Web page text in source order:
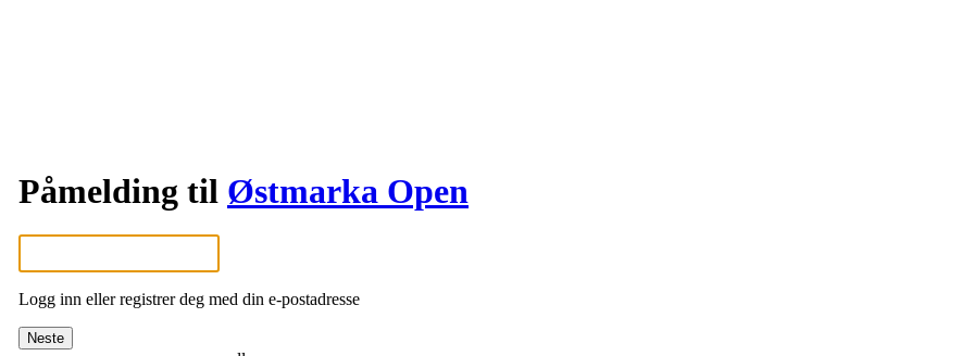
Påmelding til Østmarka Open
Logg inn eller registrer deg med din e-postadresse
Neste